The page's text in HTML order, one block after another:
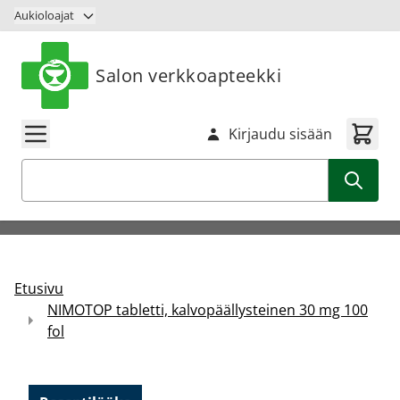
Siirry sisältöön
Aukioloajat
Salon verkkoapteekki
Kirjaudu sisään
Etusivu
NIMOTOP tabletti, kalvopäällysteinen 30 mg 100
fol